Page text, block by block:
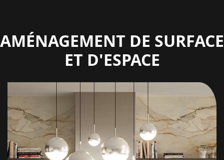
AMÉNAGEMENT DE SURFACE
ET D'ESPACE